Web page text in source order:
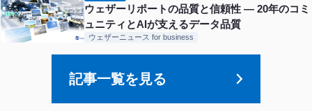
ウェザーリポートの品質と信頼性 ― 20年のコミ
ュニティとAIが支えるデータ品質
ウェザーニュース for business
記事一覧を見る